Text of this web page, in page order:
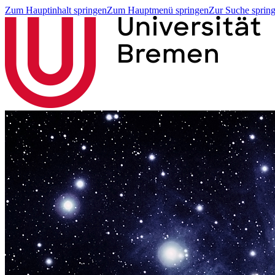
Zum Hauptinhalt springenZum Hauptmenü springenZur Suche